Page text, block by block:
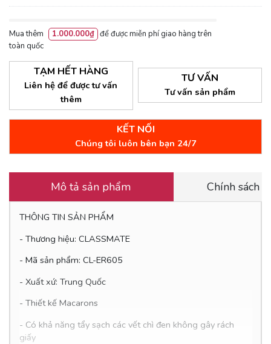
Mua thêm 1.000.000₫ để được miễn phí giao hàng trên
toàn quốc
TẠM HẾT HÀNG
Liên hệ để được tư vấn
thêm
TƯ VẤN
Tư vấn sản phẩm
KẾT NỐI
Chúng tôi luôn bên bạn 24/7
Mô tả sản phẩm Chính sách
THÔNG TIN SẢN PHẨM
- Thương hiệu: CLASSMATE
- Mã sản phẩm: CL-ER605
- Xuất xứ: Trung Quốc
- Thiết kế Macarons
- Có khả năng tẩy sạch các vết chì đen không gây rách
giấy